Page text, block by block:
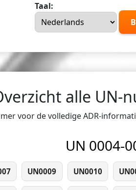
Taal:
alle UN-
voor de volledige ADR-
UN 0004-
UN0009 UN0010